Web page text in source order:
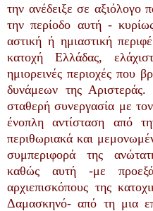
την ανέδειξε σε αξιόλογο
την περίοδο αυτή -
αστική ή ημιαστική
κατοχή Ελλάδας,
ημιορεινές περιοχές που
δυνάμεων της
σταθερή συνεργασία με
ένοπλη αντίσταση από
περιθωριακά και
συμπεριφορά της
καθώς αυτή -με
αρχιεπισκόπους της
Δαμασκηνό- από τη μια